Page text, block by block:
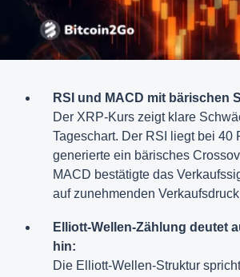
RSI und MACD mit bärischen
Der XRP-Kurs zeigt klare
Tageschart. Der RSI liegt bei 40
generierte ein bärisches
MACD bestätigte das
auf zunehmenden
Elliott-Wellen-Zählung deutet
hin:
Die Elliott-Wellen-Struktur